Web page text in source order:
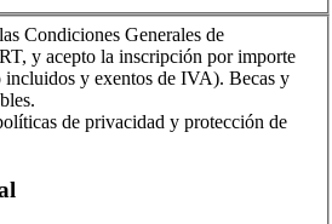
Condiciones Generales de
y acepto la inscripción por importe
incluidos y exentos de IVA). Becas y
de privacidad y protección de